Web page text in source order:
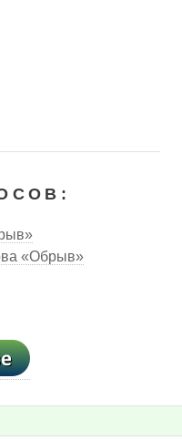
«Обрыв»